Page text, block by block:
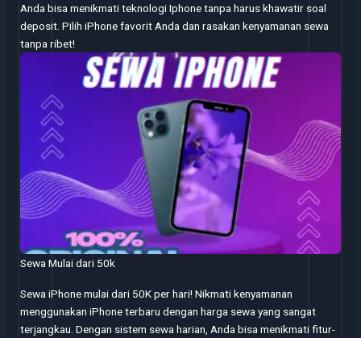
Anda bisa menikmati teknologi Iphone tanpa harus khawatir soal
deposit. Pilih iPhone favorit Anda dan rasakan kenyamanan sewa
tanpa ribet!
Sewa Mulai dari 50k
Sewa iPhone mulai dari 50K per hari! Nikmati kenyamanan
menggunakan iPhone terbaru dengan harga sewa yang sangat
terjangkau. Dengan sistem sewa harian, Anda bisa menikmati fitur-